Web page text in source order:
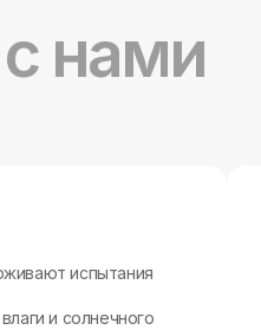
нами
испытания
и солнечного